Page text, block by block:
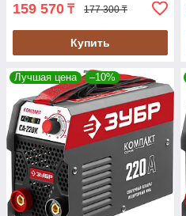
159 570 ₸ 177 300 ₸
Купить
Лучшая цена –10%